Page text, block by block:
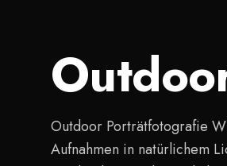
Outdoor Porträtfotografie
Aufnahmen in natürlichem